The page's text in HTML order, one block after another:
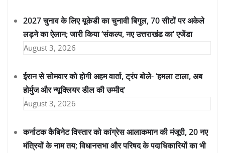
2027 चुनाव के लिए यूकेडी का चुनावी बिगुल, 70 सीटों पर अकेले
लड़ने का ऐलान; जारी किया ‘संकल्प, नए उत्तराखंड का’ एजेंडा
August 3, 2026
ईरान से सोमवार को होगी अहम वार्ता, ट्रंप बोले- ‘हमला टाला, अब
होर्मुज और न्यूक्लियर डील की उम्मीद’
August 3, 2026
कर्नाटक कैबिनेट विस्तार को कांग्रेस आलाकमान की मंजूरी, 20 नए
मंत्रियों के नाम तय; विधानसभा और परिषद के पदाधिकारियों का भी